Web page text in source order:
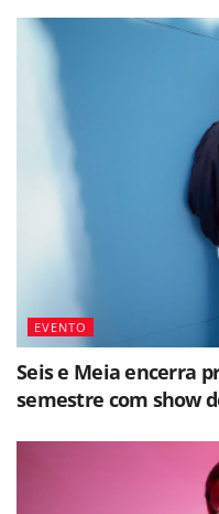
EVENTO
Seis e Meia encerra
semestre com show